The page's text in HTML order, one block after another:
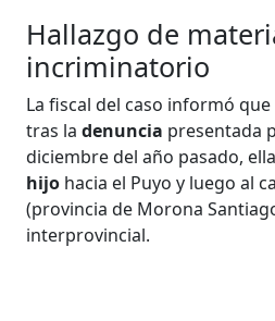
Hallazgo de
incriminatorio
La fiscal del caso informó
tras ladenuncia presentada
diciembre del año pasado,
hijo hacia el Puyo y luego al
(provincia de Morona
interprovincial.